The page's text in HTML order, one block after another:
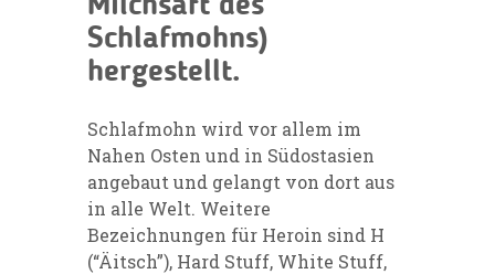
Milchsaft des
Schlafmohns)
hergestellt.
Schlafmohn wird vor allem im
Nahen Osten und in Südostasien
angebaut und gelangt von dort aus
in alle Welt. Weitere
Bezeichnungen für Heroin sind H
(“Äitsch”), Hard Stuff, White Stuff,